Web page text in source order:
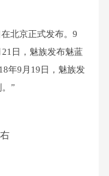
北京正式发布。9
日，魅族发布魅蓝
年9月19日，魅族发
”